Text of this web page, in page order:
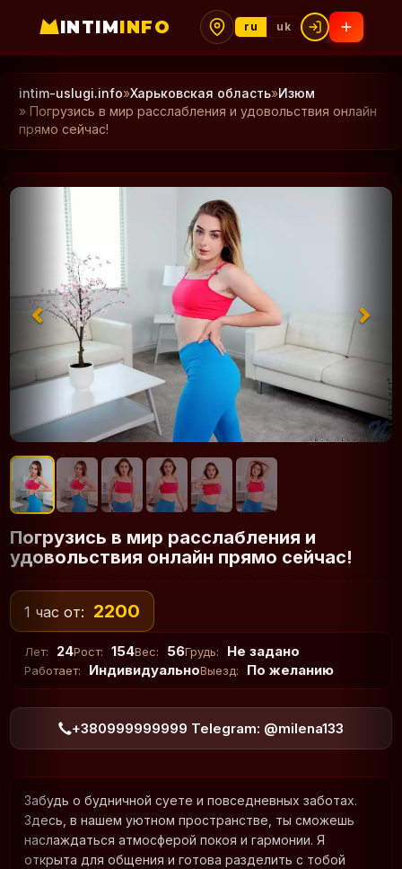
INTIMINFO ru uk
intim-uslugi.info»Харьковская область»Изюм
» Погрузись в мир расслабления и удовольствия онлайн
прямо сейчас!
Погрузись в мир расслабления и
удовольствия онлайн прямо сейчас!
1 час от: 2200
Лет: 24Рост: 154Вес: 56Грудь: Не задано
Работает: ИндивидуальноВыезд: По желанию
+380999999999 Telegram: @milena133
Забудь о будничной суете и повседневных заботах.
Здесь, в нашем уютном пространстве, ты сможешь
наслаждаться атмосферой покоя и гармонии. Я
открыта для общения и готова разделить с тобой